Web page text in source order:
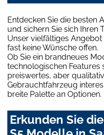
Entdecken Sie die besten
und sichern Sie sich Ihren
Unser vielfältiges
fast keine Wünsche offen.
Ob Sie ein brandneues
technologischen Features
preiswertes, aber
Gebrauchtfahrzeug
breite Palette an Optionen.
Erkunden Sie